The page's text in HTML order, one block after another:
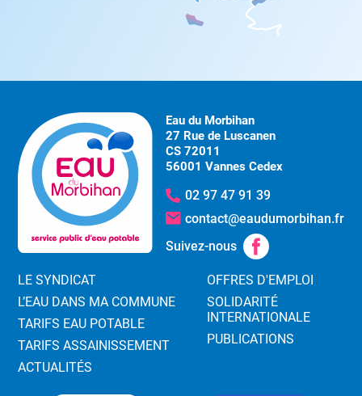
Eau du Morbihan
27 Rue de Luscanen
CS 72011
56001 Vannes Cedex
02 97 47 91 39
contact@eaudumorbihan.fr
Suivez-nous
LE SYNDICAT
L’EAU DANS MA COMMUNE
TARIFS EAU POTABLE
TARIFS ASSAINISSEMENT
ACTUALITÉS
OFFRES D'EMPLOI
SOLIDARITÉ
INTERNATIONALE
PUBLICATIONS